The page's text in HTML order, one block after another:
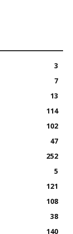
3
7
13
114
102
47
252
5
121
108
38
140